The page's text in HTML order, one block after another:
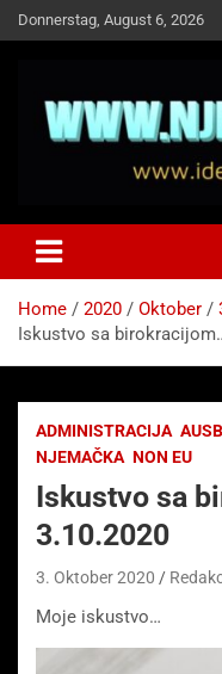
Skip
to
Donnerstag, August 6, 2026
Idemo u
Home 2020 Oktober
Iskustvo sa
ADMINISTRACIJA
NJEMAČKA NON EU
Iskustvo sa
3.10.2020
3. Oktober 2020
Moje iskustvo…